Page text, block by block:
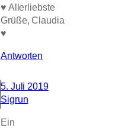
♥ Allerliebste
Grüße, Claudia
♥
Antworten
5. Juli 2019
Sigrun
Ein